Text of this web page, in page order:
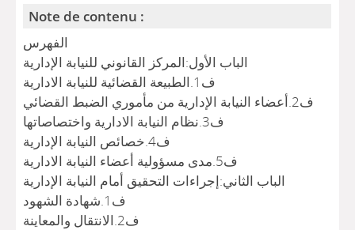
Note de contenu :
الفهرس
الباب الأول:المركز القانوني للنيابة الإدارية
ف1.الطبيعة القضائية للنيابة الادارية
ف2.أعضاء النيابة الإدارية من مأموري الضبط القضائي
ف3.نظام النيابة الادارية واختصاصاتها
ف4.خصائص النيابة الإدارية
ف5.مدى مسؤولية أعضاء النيابة الادارية
الباب الثاني:إجراءات التحقيق أمام النيابة الإدارية
ف1.شهادة الشهود
ف2.الانتقال والمعاينة